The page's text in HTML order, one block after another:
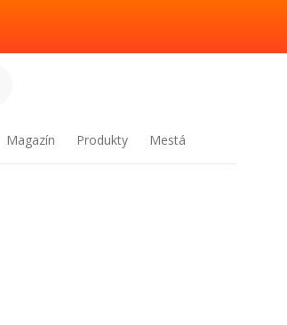
Magazín Produkty Mestá